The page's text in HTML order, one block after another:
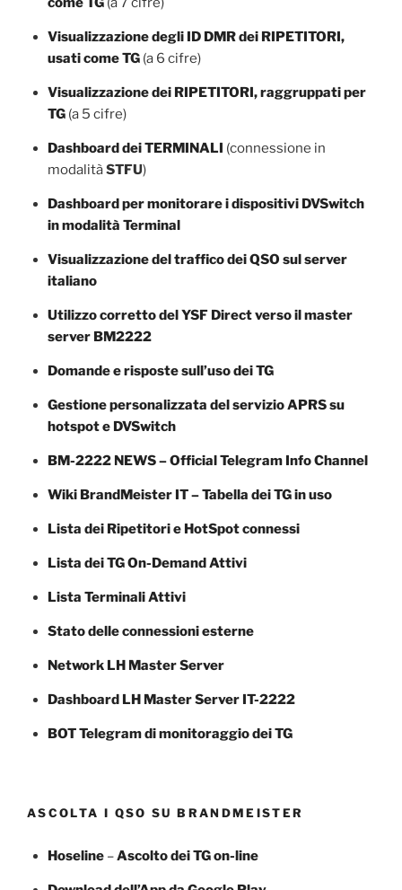
Visualizzazione degli ID DMR dei RIPETITORI,
usati come TG(a 6 cifre)
Visualizzazione dei RIPETITORI, raggruppati per
TG(a 5 cifre)
Dashboard dei TERMINALI (connessione in
modalitàSTFU)
Dashboard per monitorare i dispositivi DVSwitch
in modalità Terminal
Visualizzazione del traffico dei QSO sul server
italiano
Utilizzo corretto del YSF Direct verso il master
server BM2222
Domande e risposte sull’uso dei TG
Gestione personalizzata del servizio APRS su
hotspot e DVSwitch
BM-2222 NEWS – Official Telegram Info Channel
Wiki BrandMeister IT – Tabella dei TG in uso
Lista dei Ripetitori e HotSpot connessi
Lista dei TG On-Demand Attivi
Lista Terminali Attivi
Stato delle connessioni esterne
Network LH Master Server
Dashboard LH Master Server IT-2222
BOT Telegram di monitoraggio dei TG
ASCOLTA I QSO SU BRANDMEISTER
Hoseline–Ascolto dei TGon-line